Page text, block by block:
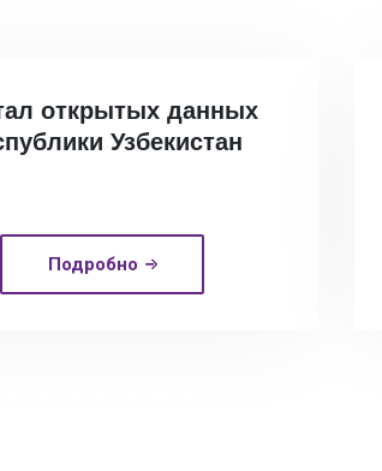
открытых данных
Узбекистан
Подробно